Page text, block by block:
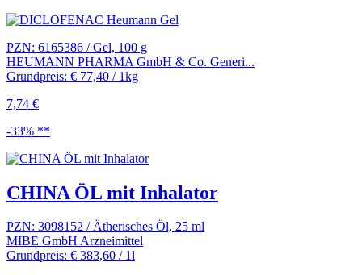
PZN: 6165386 / Gel, 100 g
HEUMANN PHARMA GmbH & Co. Generi...
Grundpreis: € 77,40 / 1kg
7,74 €
-33% **
CHINA ÖL mit Inhalator
PZN: 3098152 / Ätherisches Öl, 25 ml
MIBE GmbH Arzneimittel
Grundpreis: € 383,60 / 1l